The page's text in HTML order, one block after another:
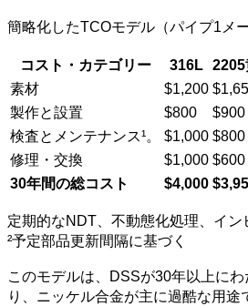
簡略化したTCOモデル（パイプ1メ
コスト・カテゴリー 316L
素材
$1,200
製作と設置
$800 $900
検査とメンテナンス¹。
$1,000 $800
修理・交換
$1,000 $600
30年間の総コスト
$4,000
定期的なNDT、不動態化処理、イン
²予定部品更新間隔に基づく
このモデルは、DSSが30年以上に
り、ニッケル合金が主に過酷な用途